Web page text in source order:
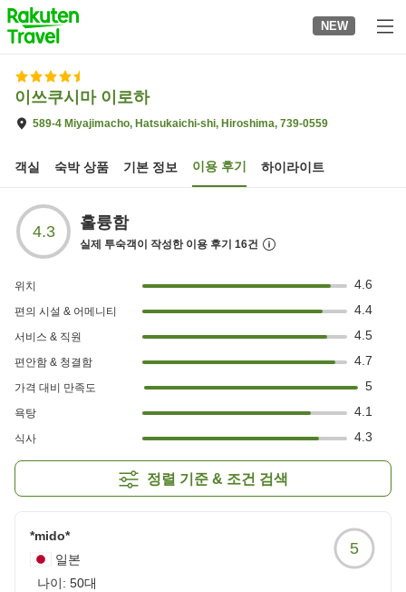
to
top
page
NEW
이쓰쿠시마 이로하
589-4 Miyajimacho, Hatsukaichi-shi, Hiroshima, 739-0559
객실 숙박 상품 기본 정보 이용 후기 하이라이트
4.3 훌륭함
실제 투숙객이 작성한 이용 후기 16건
위치 4.6
편의 시설 & 어메니티 4.4
서비스 & 직원 4.5
편안함 & 청결함 4.7
가격 대비 만족도 5
욕탕 4.1
식사 4.3
정렬 기준 & 조건 검색
*mido*
일본
나이: 50대
5